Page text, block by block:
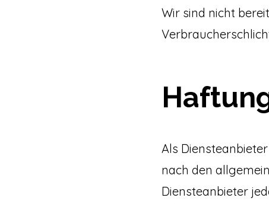
Wir sind nicht
Als
nach den
Diensteanbieter